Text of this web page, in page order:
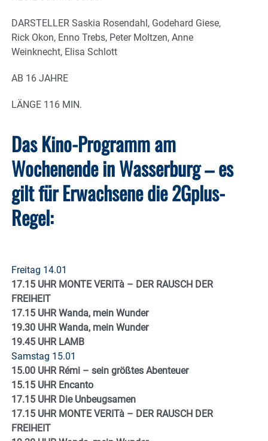
DARSTELLER Saskia Rosendahl, Godehard Giese,
Rick Okon, Enno Trebs, Peter Moltzen, Anne
Weinknecht, Elisa Schlott
AB 16 JAHRE
LÄNGE 116 MIN.
Das Kino-Programm am
Wochenende in Wasserburg – es
gilt für Erwachsene die 2Gplus-
Regel:
Freitag 14.01
17.15 UHR MONTE VERITà – DER RAUSCH DER
FREIHEIT
17.15 UHR Wanda, mein Wunder
19.30 UHR Wanda, mein Wunder
19.45 UHR LAMB
Samstag 15.01
15.00 UHR Rémi – sein größtes Abenteuer
15.15 UHR Encanto
17.15 UHR Die Unbeugsamen
17.15 UHR MONTE VERITà – DER RAUSCH DER
FREIHEIT